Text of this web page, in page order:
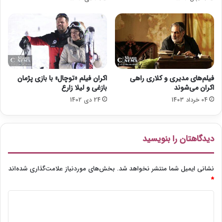
ل
"
د
ز
"
ف
ش
ش
د
فیلم‌های مدیری و کلاری راهی
اکران می‌شوند
04 خرداد 1403
اکران فیلم «توچال» با بازی پژمان
بازغی و لیلا زارع
24 دی 1402
دیدگاهتان را بنویسید
نشانی ایمیل شما منتشر نخواهد شد. بخش‌های موردنیاز علامت‌گذاری شده‌اند
*